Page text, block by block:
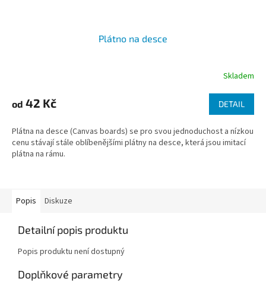
Plátno na desce
Skladem
od 42 Kč DETAIL
Plátna na desce (Canvas boards) se pro svou jednoduchost a nízkou
cenu stávají stále oblíbenějšími plátny na desce, která jsou imitací
plátna na rámu.
Popis Diskuze
Detailní popis produktu
Popis produktu není dostupný
Doplňkové parametry